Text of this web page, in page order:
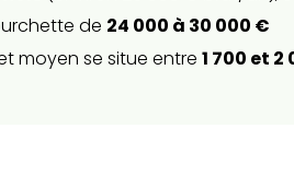
de 24 000 à 30 000 €
moyen se situe entre 1 700 et 2